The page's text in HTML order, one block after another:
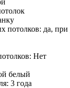
потолков: да, при
Нет
белый
3 года